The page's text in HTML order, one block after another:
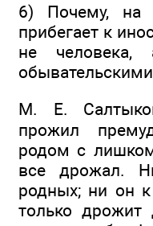
6) Почему, на
прибегает к
не человека,
М. Е.
прожил
родом с
все дрожал.
родных; ни он
только дрожит